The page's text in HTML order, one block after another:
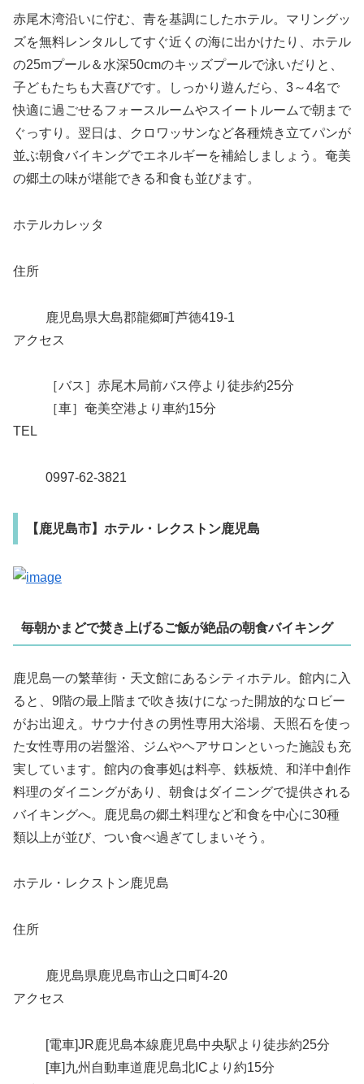
赤尾木湾沿いに佇む、青を基調にしたホテル。マリングッ
ズを無料レンタルしてすぐ近くの海に出かけたり、ホテル
の25mプール＆水深50cmのキッズプールで泳いだりと、
子どもたちも大喜びです。しっかり遊んだら、3～4名で
快適に過ごせるフォースルームやスイートルームで朝まで
ぐっすり。翌日は、クロワッサンなど各種焼き立てパンが
並ぶ朝食バイキングでエネルギーを補給しましょう。奄美
の郷土の味が堪能できる和食も並びます。
ホテルカレッタ
住所
鹿児島県大島郡龍郷町芦徳419-1
アクセス
［バス］赤尾木局前バス停より徒歩約25分
［車］奄美空港より車約15分
TEL
0997-62-3821
【鹿児島市】ホテル・レクストン鹿児島
毎朝かまどで焚き上げるご飯が絶品の朝食バイキング
鹿児島一の繁華街・天文館にあるシティホテル。館内に入
ると、9階の最上階まで吹き抜けになった開放的なロビー
がお出迎え。サウナ付きの男性専用大浴場、天照石を使っ
た女性専用の岩盤浴、ジムやヘアサロンといった施設も充
実しています。館内の食事処は料亭、鉄板焼、和洋中創作
料理のダイニングがあり、朝食はダイニングで提供される
バイキングへ。鹿児島の郷土料理など和食を中心に30種
類以上が並び、つい食べ過ぎてしまいそう。
ホテル・レクストン鹿児島
住所
鹿児島県鹿児島市山之口町4-20
アクセス
[電車]JR鹿児島本線鹿児島中央駅より徒歩約25分
[車]九州自動車道鹿児島北ICより約15分